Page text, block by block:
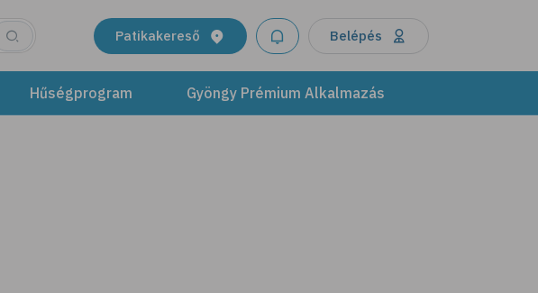
Patikakereső Belépés
Hűségprogram Gyöngy Prémium Alkalmazás